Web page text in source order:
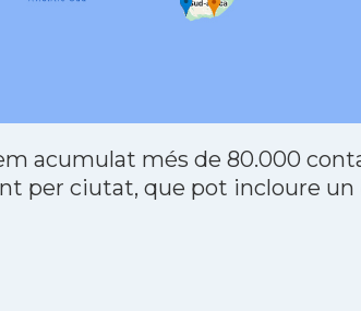
acumulat més de 80.000
per ciutat, que pot incloure un